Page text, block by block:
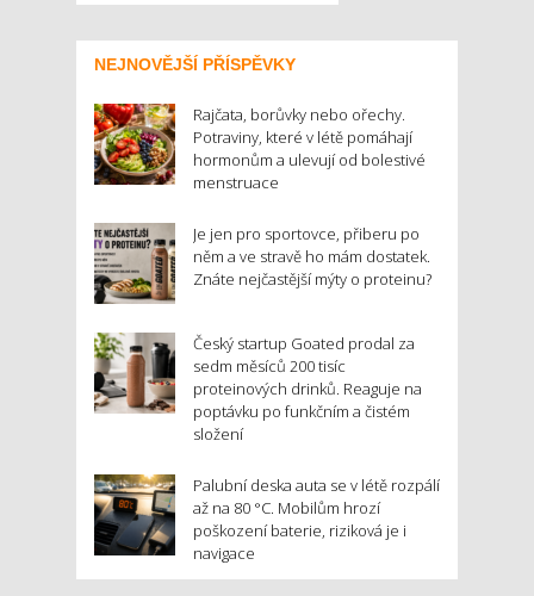
NEJNOVĚJŠÍ PŘÍSPĚVKY
Rajčata, borůvky nebo ořechy.
Potraviny, které v létě pomáhají
hormonům a ulevují od bolestivé
menstruace
Je jen pro sportovce, přiberu po
něm a ve stravě ho mám dostatek.
Znáte nejčastější mýty o proteinu?
Český startup Goated prodal za
sedm měsíců 200 tisíc
proteinových drinků. Reaguje na
poptávku po funkčním a čistém
složení
Palubní deska auta se v létě rozpálí
až na 80 °C. Mobilům hrozí
poškození baterie, riziková je i
navigace